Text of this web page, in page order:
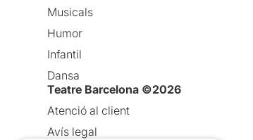
Musicals
Humor
Infantil
Dansa
Teatre Barcelona ©2026
Atenció al client
Avís legal